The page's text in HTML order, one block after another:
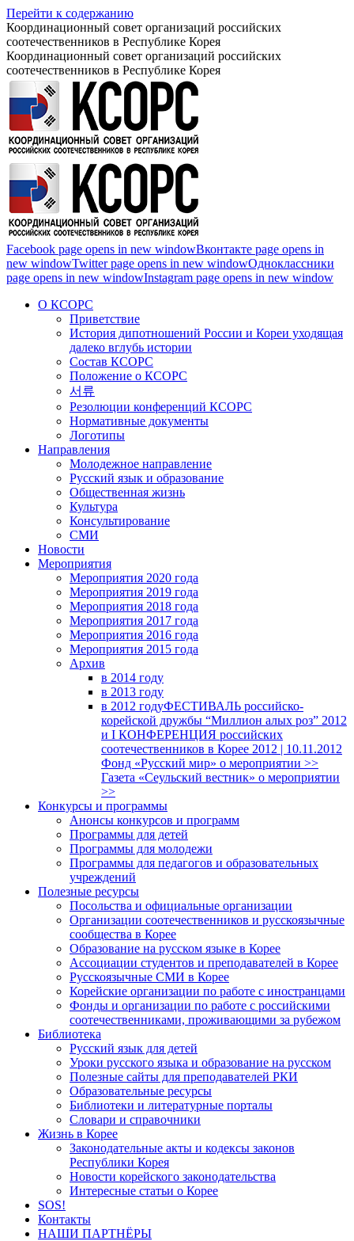
Перейти к содержанию
Координационный совет организаций российских
соотечественников в Республике Корея
Координационный совет организаций российских
соотечественников в Республике Корея
Facebook page opens in new windowВконтакте page opens in
new windowTwitter page opens in new windowОдноклассники
page opens in new windowInstagram page opens in new window
О КСОРС
Приветствие
История дипотношений России и Кореи уходящая
далеко вглубь истории
Состав КСОРС
Положение о КСОРС
서류
Резолюции конференций КСОРС
Нормативные документы
Логотипы
Направления
Молодежное направление
Русский язык и образование
Общественная жизнь
Культура
Консультирование
СМИ
Новости
Мероприятия
Мероприятия 2020 года
Мероприятия 2019 года
Мероприятия 2018 годa
Мероприятия 2017 года
Мероприятия 2016 года
Мероприятия 2015 года
Архив
в 2014 году
в 2013 году
в 2012 годуФЕСТИВАЛЬ российско-
корейской дружбы “Миллион алых роз” 2012
и I КОНФЕРЕНЦИЯ российских
соотечественников в Корее 2012 | 10.11.2012
Фонд «Русский мир» о мероприятии >>
Газета «Сеульский вестник» о мероприятии
>>
Конкурсы и программы
Анонсы конкурсов и программ
Программы для детей
Программы для молодежи
Программы для педагогов и образовательных
учреждений
Полезные ресурсы
Посольства и официальные организации
Организации соотечественников и русскоязычные
сообщества в Корее
Образование на русском языке в Корее
Ассоциации студентов и преподавателей в Корее
Русскоязычные СМИ в Корее
Корейские организации по работе с иностранцами
Фонды и организации по работе с российскими
соотечественниками, проживающими за рубежом
Библиотека
Русский язык для детей
Уроки русского языка и образование на русском
Полезные сайты для преподавателей РКИ
Образовательные ресурсы
Библиотеки и литературные порталы
Словари и справочники
Жизнь в Корее
Законодательные акты и кодексы законов
Республики Корея
Новости корейского законодательства
Интересные статьи о Корее
SOS!
Контакты
НАШИ ПАРТНЁРЫ